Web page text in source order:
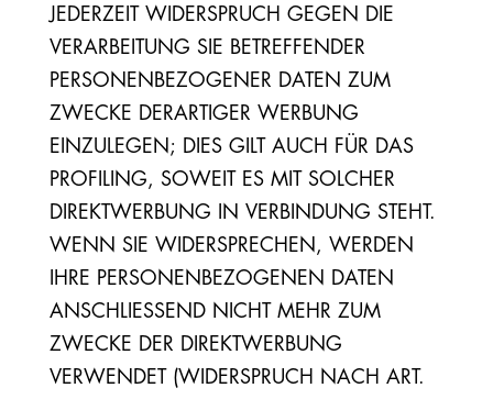
JEDERZEIT WIDERSPRUCH GEGEN DIE
VERARBEITUNG SIE BETREFFENDER
PERSONENBEZOGENER DATEN ZUM
ZWECKE DERARTIGER WERBUNG
EINZULEGEN; DIES GILT AUCH FÜR DAS
PROFILING, SOWEIT ES MIT SOLCHER
DIREKTWERBUNG IN VERBINDUNG STEHT.
WENN SIE WIDERSPRECHEN, WERDEN
IHRE PERSONENBEZOGENEN DATEN
ANSCHLIESSEND NICHT MEHR ZUM
ZWECKE DER DIREKTWERBUNG
VERWENDET (WIDERSPRUCH NACH ART.